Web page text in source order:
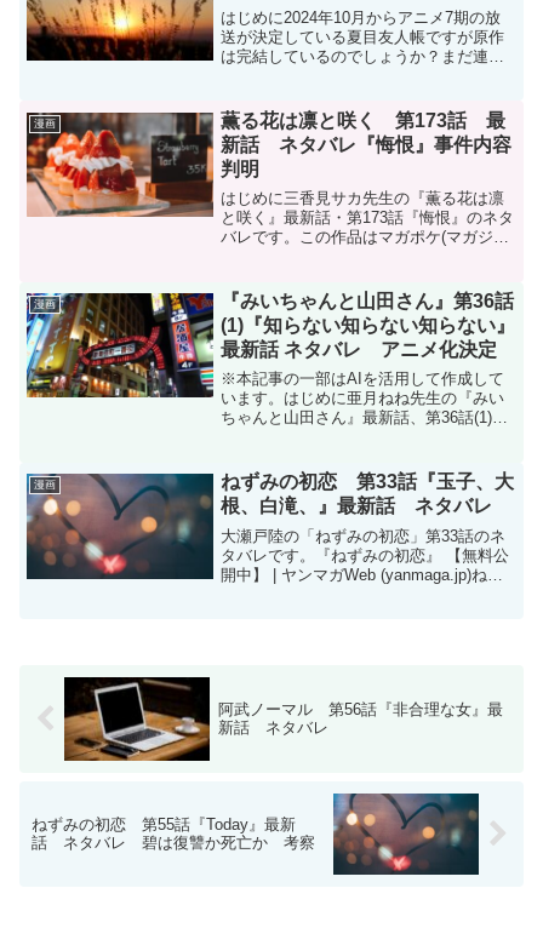
はじめに2024年10月からアニメ7期の放
送が決定している夏目友人帳ですが原作
は完結しているのでしょうか？まだ連載
白泉社の月刊『LaLa』にて現在も連載中
(隔月で掲載)...
漫画
薫る花は凛と咲く 第173話 最
新話 ネタバレ『悔恨』事件内容
判明
はじめに三香見サカ先生の『薫る花は凛
と咲く』最新話・第173話『悔恨』のネタ
バレです。この作品はマガポケ(マガジン
です。現在、コミックスは21巻(157話～
16...
漫画
『みいちゃんと山田さん』第36話
(1)『知らない知らない知らない』
最新話 ネタバレ アニメ化決定
※本記事の一部はAIを活用して作成して
います。はじめに亜月ねね先生の『みい
ちゃんと山田さん』最新話、第36話(1)
ケ(マガジンポケット)オリジナル作品で隔
週日曜日に更新...
漫画
ねずみの初恋 第33話『玉子、大
根、白滝、』最新話 ネタバレ
大瀬戸陸の「ねずみの初恋」第33話のネ
タバレです。『ねずみの初恋』 【無料公
開中】 | ヤンマガWeb (yanmaga.jp)ねず
阿武ノーマル 第56話『非合理な女』最
新話 ネタバレ
ねずみの初恋 第55話『Today』最新
話 ネタバレ 碧は復讐か死亡か 考察